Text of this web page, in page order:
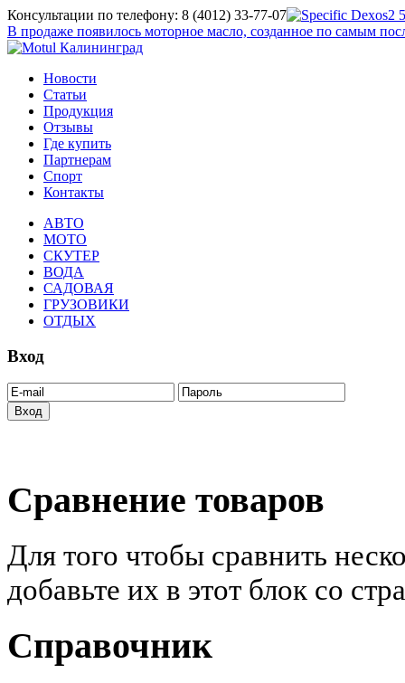
Консультации по телефону: 8 (4012) 33-77-07
В продаже появилось моторное масло, созданное по самым
Новости
Статьи
Продукция
Отзывы
Где купить
Партнерам
Спорт
Контакты
АВТО
МОТО
СКУТЕР
ВОДА
САДОВАЯ
ГРУЗОВИКИ
ОТДЫХ
Вход
Сравнение товаров
Для того чтобы сравнить
добавьте их в этот блок со
Справочник